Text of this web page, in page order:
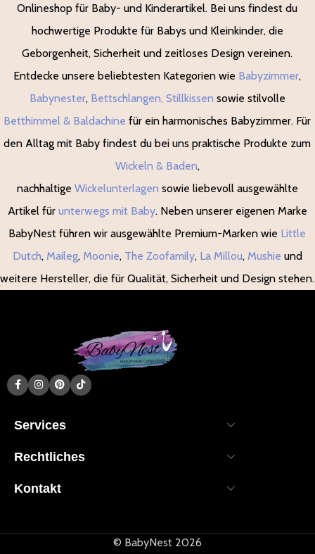
Onlineshop für Baby- und Kinderartikel. Bei uns findest du
hochwertige Produkte für Babys und Kleinkinder, die
Geborgenheit, Sicherheit und zeitloses Design vereinen.
Entdecke unsere beliebtesten Kategorien wie Babyzimmer,
Babynester, Bettschlangen, Stillkissen sowie stilvolle
Betthimmel & Baldachinefür ein harmonisches Babyzimmer. Für
den Alltag mit Baby findest du bei uns praktische Produkte zum
Wickeln & Baden,
nachhaltige Wickelunterlagen sowie liebevoll ausgewählte
Artikel für unterwegs mit Baby. Neben unserer eigenen Marke
BabyNest führen wir ausgewählte Premium-Marken wie Little
Dutch, Maileg, Moonie, The Zoofamily, La Millou, Mushie und
weitere Hersteller, die für Qualität, Sicherheit und Design stehen.
Services
Rechtliches
Kontakt
© BabyNest 2026